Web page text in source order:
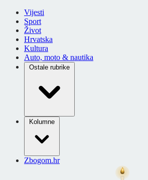
Vijesti
Sport
Život
Hrvatska
Kultura
Auto, moto & nautika
Ostale rubrike
Kolumne
Zbogom.hr